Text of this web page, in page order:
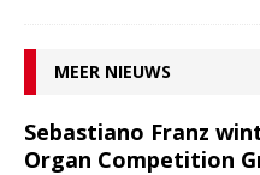
MEER NIEUWS
Sebastiano Franz
Organ Competition